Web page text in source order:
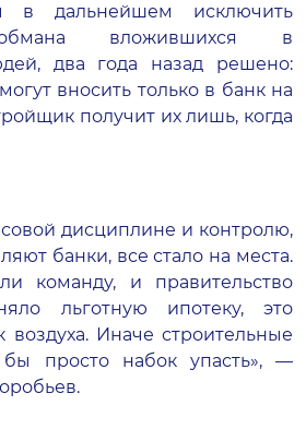
в дальнейшем исключить
вложившихся в
два года назад решено:
вносить только в банк на
получит их лишь, когда
дисциплине и контролю,
банки, все стало на места.
команду, и правительство
льготную ипотеку, это
воздуха. Иначе строительные
просто набок упасть», —